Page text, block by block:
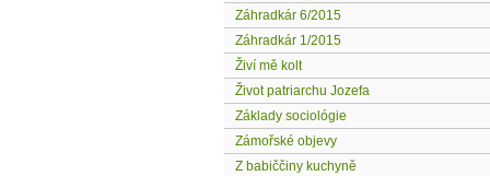
Záhradkár 6/2015
Záhradkár 1/2015
Živí mě kolt
Život patriarchu Jozefa
Základy sociológie
Zámořské objevy
Z babiččiny kuchyně